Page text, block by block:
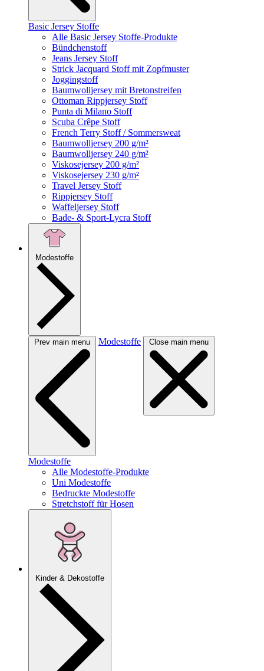
Basic Jersey Stoffe
Alle Basic Jersey Stoffe-Produkte
Bündchenstoff
Jeans Jersey Stoff
Strick Jacquard Stoff mit Zopfmuster
Joggingstoff
Baumwolljersey mit Bretonstreifen
Ottoman Rippjersey Stoff
Punta di Milano Stoff
Scuba Crêpe Stoff
French Terry Stoff / Sommersweat
Baumwolljersey 200 g/m²
Baumwolljersey 240 g/m²
Viskosejersey 200 g/m²
Viskosejersey 230 g/m²
Travel Jersey Stoff
Rippjersey Stoff
Waffeljersey Stoff
Bade- & Sport-Lycra Stoff
Modestoffe
Prev main menu Modestoffe Close main menu
Modestoffe
Alle Modestoffe-Produkte
Uni Modestoffe
Bedruckte Modestoffe
Stretchstoff für Hosen
Kinder & Dekostoffe